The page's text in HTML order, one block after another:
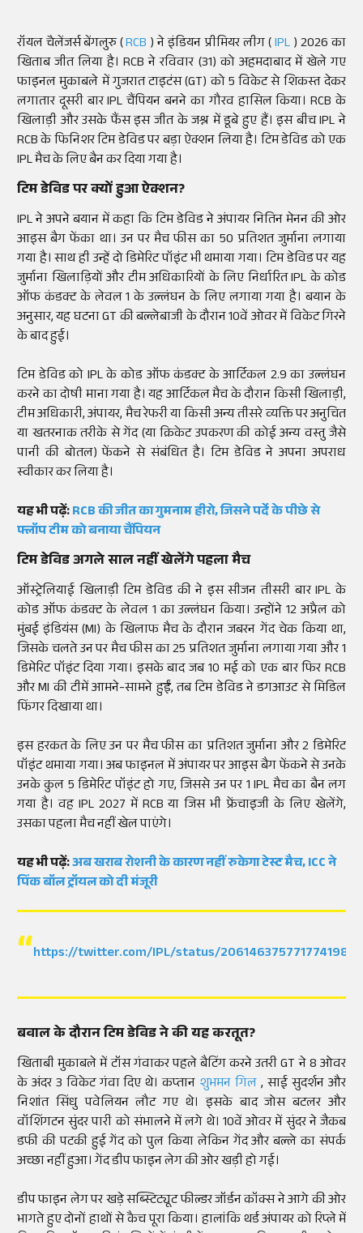
रॉयल चैलेंजर्स बेंगलुरु (RCB ) ने इंडियन प्रीमियर लीग (IPL) 2026 का
खिताब जीत लिया है। RCB ने रविवार (31) को अहमदाबाद में खेले गए
फाइनल मुकाबले में गुजरात टाइटंस (GT) को 5 विकेट से शिकस्त देकर
लगातार दूसरी बार IPL चैंपियन बनने का गौरव हासिल किया। RCB के
खिलाड़ी और उसके फैंस इस जीत के जश्न में डूबे हुए हैं। इस बीच IPL ने
RCB के फिनिशर टिम डेविड पर बड़ा ऐक्शन लिया है। टिम डेविड को एक
IPL मैच के लिए बैन कर दिया गया है।
टिम डेविड पर क्यों हुआ ऐक्शन?
IPL ने अपने बयान में कहा कि टिम डेविड ने अंपायर नितिन मेनन की ओर
आइस बैग फेंका था। उन पर मैच फीस का 50 प्रतिशत जुर्माना लगाया
गया है। साथ ही उन्हें दो डिमेरिट पॉइंट भी थमाया गया। टिम डेविड पर यह
जुर्माना खिलाड़ियों और टीम अधिकारियों के लिए निर्धारित IPL के कोड
ऑफ कंडक्ट के लेवल 1 के उल्लंघन के लिए लगाया गया है। बयान के
अनुसार, यह घटना GT की बल्लेबाजी के दौरान 10वें ओवर में विकेट गिरने
के बाद हुई।
टिम डेविड को IPL के कोड ऑफ कंडक्ट के आर्टिकल 2.9 का उल्लंघन
करने का दोषी माना गया है। यह आर्टिकल मैच के दौरान किसी खिलाड़ी,
टीम अधिकारी, अंपायर, मैच रेफरी या किसी अन्य तीसरे व्यक्ति पर अनुचित
या खतरनाक तरीके से गेंद (या क्रिकेट उपकरण की कोई अन्य वस्तु जैसे
पानी की बोतल) फेंकने से संबंधित है। टिम डेविड ने अपना अपराध
स्वीकार कर लिया है।
यह भी पढ़ें:RCB की जीत का गुमनाम हीरो, जिसने पर्दे के पीछे से
फ्लॉप टीम को बनाया चैंपियन
टिम डेविड अगले साल नहीं खेलेंगे पहला मैच
ऑस्ट्रेलियाई खिलाड़ी टिम डेविड की ने इस सीजन तीसरी बार IPL के
कोड ऑफ कंडक्ट के लेवल 1 का उल्लंघन किया। उन्होंने 12 अप्रैल को
मुंबई इंडियंस (MI) के खिलाफ मैच के दौरान जबरन गेंद चेक किया था,
जिसके चलते उन पर मैच फीस का 25 प्रतिशत जुर्माना लगाया गया और 1
डिमेरिट पॉइंट दिया गया। इसके बाद जब 10 मई को एक बार फिर RCB
और MI की टीमें आमने-सामने हुईं, तब टिम डेविड ने डगआउट से मिडिल
फिंगर दिखाया था।
इस हरकत के लिए उन पर मैच फीस का प्रतिशत जुर्माना और 2 डिमेरिट
पॉइंट थमाया गया। अब फाइनल में अंपायर पर आइस बैग फेंकने से उनके
उनके कुल 5 डिमेरिट पॉइंट हो गए, जिससे उन पर 1 IPL मैच का बैन लग
गया है। वह IPL 2027 में RCB या जिस भी फ्रेंचाइजी के लिए खेलेंगे,
उसका पहला मैच नहीं खेल पाएंगे।
यह भी पढ़ें:अब खराब रोशनी के कारण नहीं रुकेगा टेस्ट मैच, ICC ने
पिंक बॉल ट्रॉयल को दी मंजूरी
https://twitter.com/IPL/status/2061463757717741989
बवाल के दौरान टिम डेविड ने की यह करतूत?
खिताबी मुकाबले में टॉस गंवाकर पहले बैटिंग करने उतरी GT ने 8 ओवर
के अंदर 3 विकेट गंवा दिए थे। कप्तान शुभमन गिल, साई सुदर्शन और
निशांत सिंधु पवेलियन लौट गए थे। इसके बाद जोस बटलर और
वॉशिंगटन सुंदर पारी को संभालने में लगे थे। 10वें ओवर में सुंदर ने जैकब
डफी की पटकी हुई गेंद को पुल किया लेकिन गेंद और बल्ले का संपर्क
अच्छा नहीं हुआ। गेंद डीप फाइन लेग की ओर खड़ी हो गई।
डीप फाइन लेग पर खड़े सब्स्टिट्यूट फील्डर जॉर्डन कॉक्स ने आगे की ओर
भागते हुए दोनों हाथों से कैच पूरा किया। हालांकि थर्ड अंपायर को रिप्ले में